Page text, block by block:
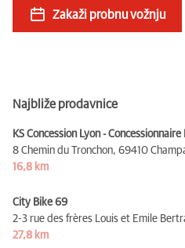
Zakaži probnu vožnju
Najbliže prodavnice
KS Concession Lyon - Concessionnaire
8 Chemin du Tronchon, 69410
16,8 km
City Bike 69
2-3 rue des frères Louis et Emile
27,8 km